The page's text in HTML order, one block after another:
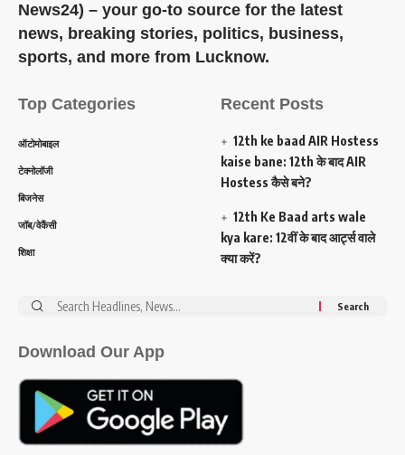
News24) – your go-to source for the latest
news, breaking stories, politics, business,
sports, and more from Lucknow.
Top Categories
ऑटोमोबाइल
टेक्नोलॉजी
बिजनेस
जॉब/वेकैंसी
शिक्षा
Recent Posts
12th ke baad AIR Hostess
kaise bane: 12th के बाद AIR
Hostess कैसे बने?
12th Ke Baad arts wale
kya kare: 12वीं के बाद आर्ट्स वाले
क्या करें?
Search
Download Our App